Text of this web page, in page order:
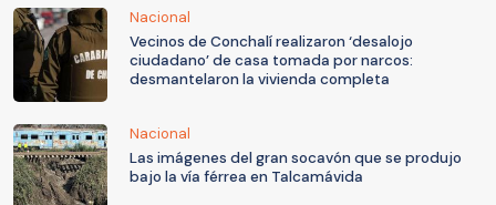
Nacional
Vecinos de Conchalí realizaron ‘desalojo
ciudadano’ de casa tomada por narcos:
desmantelaron la vivienda completa
Nacional
Las imágenes del gran socavón que se produjo
bajo la vía férrea en Talcamávida